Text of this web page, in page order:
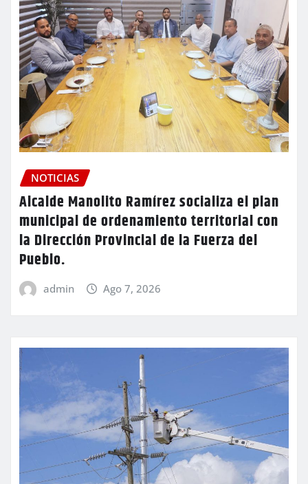
NOTICIAS
Alcalde Manolito Ramírez socializa el plan
municipal de ordenamiento territorial con
la Dirección Provincial de la Fuerza del
Pueblo.
admin Ago 7, 2026